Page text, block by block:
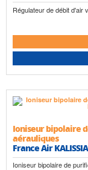
Régulateur de débit d'air
Ioniseur bipolaire
aérauliques
France Air
Ioniseur bipolaire de